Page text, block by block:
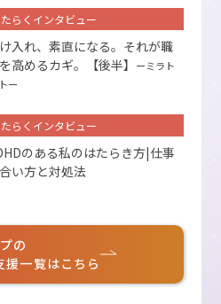
らくインタビュー
入れ、素直になる。それが職
高めるカギ。【後半】
ーミラト
ー
らくインタビュー
のある私のはたらき方|仕事
い方と対処法
の
一覧はこちら